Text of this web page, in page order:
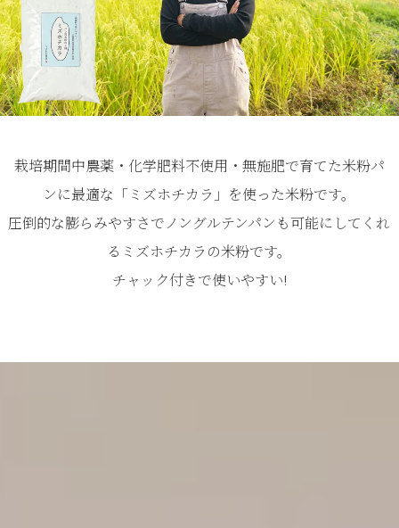
栽培期間中農薬・化学肥料不使用・無施肥で育てた米粉パ
ンに最適な「ミズホチカラ」を使った米粉です。
圧倒的な膨らみやすさでノングルテンパンも可能にしてくれ
るミズホチカラの米粉です。
チャック付きで使いやすい!